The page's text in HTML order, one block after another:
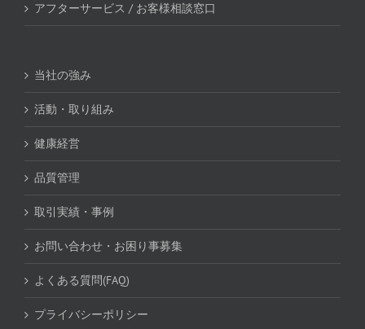
アフターサービス / お客様相談窓口
当社の強み
活動・取り組み
健康経営
品質管理
取引実績・事例
お問い合わせ・お困り事募集
よくある質問(FAQ)
プライバシーポリシー